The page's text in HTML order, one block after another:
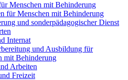
Menschen mit Behinderung
für Menschen mit Behinderung
und sonderpädagogischer Dienst
Internat
und Ausbildung für
mit Behinderung
Arbeiten
Freizeit